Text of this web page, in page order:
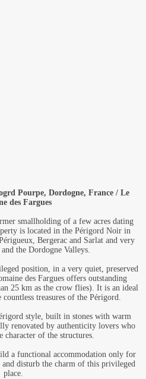
Pourpe, Dordogne, France / Le
des Fargues
smallholding of a few acres dating
is located in the Périgord Noir in
Bergerac and Sarlat and very
the Dordogne Valleys.
position, in a very quiet, preserved
des Fargues offers outstanding
25 km as the crow flies). It is an ideal
treasures of the Périgord.
style, built in stones with warm
renovated by authenticity lovers who
character of the structures.
a functional accommodation only for
disturb the charm of this privileged
place.